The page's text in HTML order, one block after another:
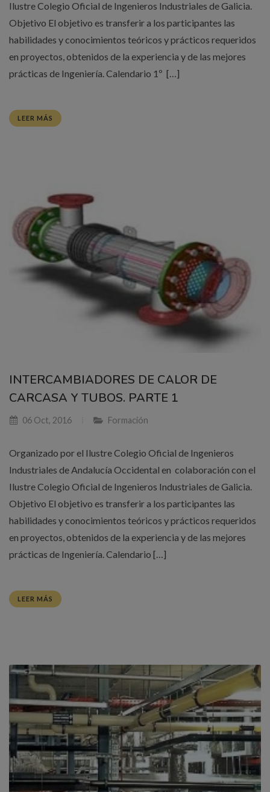
Ilustre Colegio Oficial de Ingenieros Industriales de Galicia.
Objetivo El objetivo es transferir a los participantes las
habilidades y conocimientos teóricos y prácticos requeridos
en proyectos, obtenidos de la experiencia y de las mejores
prácticas de Ingeniería. Calendario 1º […]
LEER MÁS
INTERCAMBIADORES DE CALOR DE
CARCASA Y TUBOS. PARTE 1
06 Oct, 2016 Formación
Organizado por el Ilustre Colegio Oficial de Ingenieros
Industriales de Andalucía Occidental en colaboración con el
Ilustre Colegio Oficial de Ingenieros Industriales de Galicia.
Objetivo El objetivo es transferir a los participantes las
habilidades y conocimientos teóricos y prácticos requeridos
en proyectos, obtenidos de la experiencia y de las mejores
prácticas de Ingeniería. Calendario […]
LEER MÁS